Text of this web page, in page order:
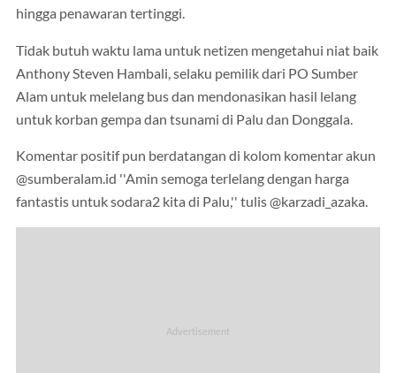
hingga penawaran tertinggi.
Tidak butuh waktu lama untuk netizen mengetahui niat baik
Anthony Steven Hambali, selaku pemilik dari PO Sumber
Alam untuk melelang bus dan mendonasikan hasil lelang
untuk korban gempa dan tsunami di Palu dan Donggala.
Komentar positif pun berdatangan di kolom komentar akun
@sumberalam.id ''Amin semoga terlelang dengan harga
fantastis untuk sodara2 kita di Palu,'' tulis @karzadi_azaka.